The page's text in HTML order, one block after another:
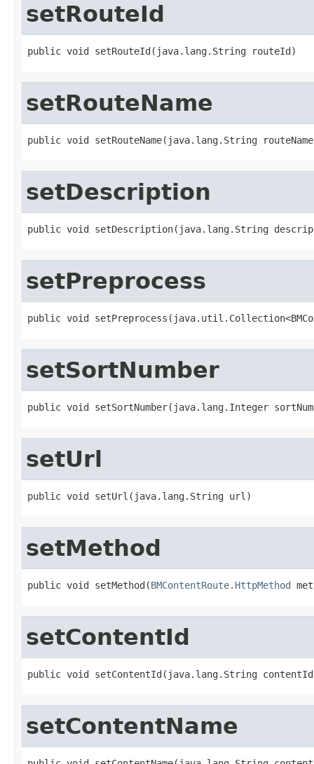
setRouteId
public void setRouteId(java.lang.String routeId)
setRouteName
public void setRouteName(java.lang.String
setDescription
public void setDescription(java.lang.String
setPreprocess
public void
setSortNumber
public void setSortNumber(java.lang.Integer
setUrl
public void setUrl(java.lang.String url)
setMethod
public void setMethod(BMContentRoute.HttpMethod
setContentId
public void setContentId(java.lang.String
setContentName